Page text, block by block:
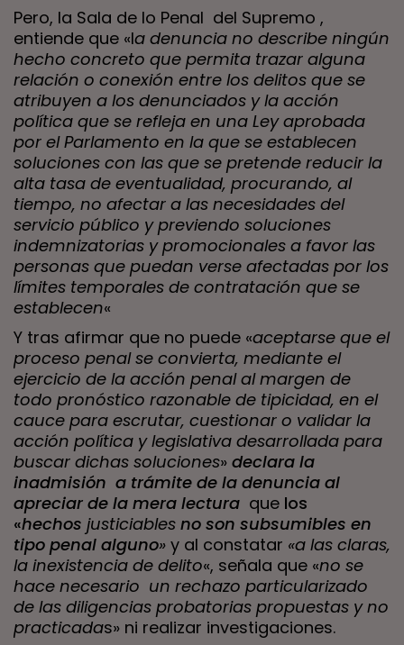
Pero, la Sala de lo Penal del Supremo ,
entiende que «la denuncia no describe ningún
hecho concreto que permita trazar alguna
relación o conexión entre los delitos que se
atribuyen a los denunciados y la acción
política que se refleja en una Ley aprobada
por el Parlamento en la que se establecen
soluciones con las que se pretende reducir la
alta tasa de eventualidad, procurando, al
tiempo, no afectar a las necesidades del
servicio público y previendo soluciones
indemnizatorias y promocionales a favor las
personas que puedan verse afectadas por los
límites temporales de contratación que se
establecen«
Y tras afirmar que no puede «aceptarse que el
proceso penal se convierta, mediante el
ejercicio de la acción penal al margen de
todo pronóstico razonable de tipicidad, en el
cauce para escrutar, cuestionar o validar la
acción política y legislativa desarrollada para
buscar dichas soluciones» declara la
inadmisión a trámite de la denuncia al
apreciar de la mera lectura que los
«hechos justiciables no son subsumibles en
tipo penal alguno» y al constatar «a las claras,
la inexistencia de delito«, señala que «no se
hace necesario un rechazo particularizado
de las diligencias probatorias propuestas y no
practicadas» ni realizar investigaciones.